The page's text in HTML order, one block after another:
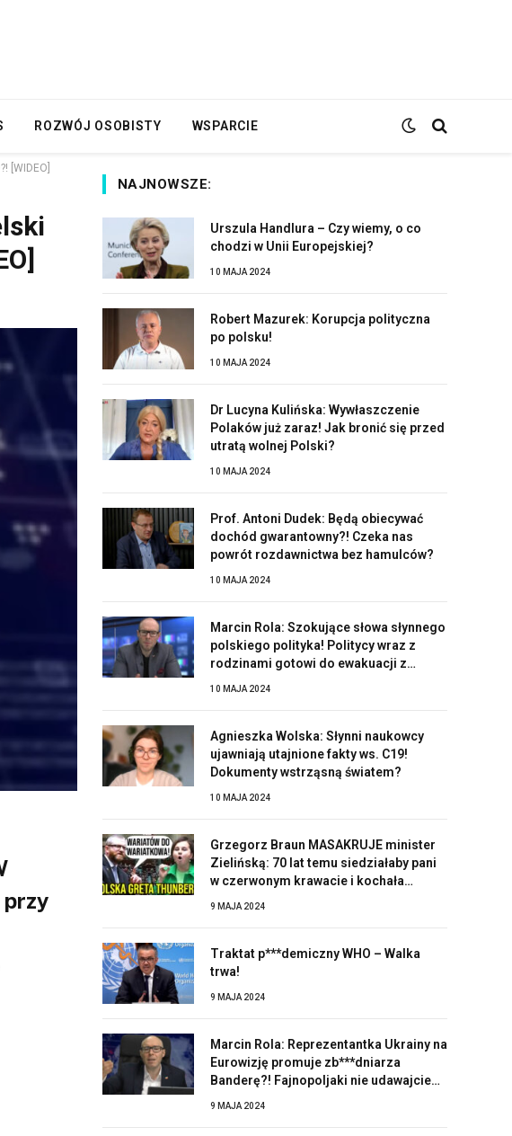
ROZWÓJ OSOBISTY WSPARCIE
[WIDEO]
przy
NAJNOWSZE:
Urszula Handlura – Czy wiemy, o co
chodzi w Unii Europejskiej?
10 MAJA 2024
Robert Mazurek: Korupcja polityczna
po polsku!
10 MAJA 2024
Dr Lucyna Kulińska: Wywłaszczenie
Polaków już zaraz! Jak bronić się przed
utratą wolnej Polski?
10 MAJA 2024
Prof. Antoni Dudek: Będą obiecywać
dochód gwarantowny?! Czeka nas
powrót rozdawnictwa bez hamulców?
10 MAJA 2024
Marcin Rola: Szokujące słowa słynnego
polskiego polityka! Politycy wraz z
rodzinami gotowi do ewakuacji z
10 MAJA 2024
Agnieszka Wolska: Słynni naukowcy
ujawniają utajnione fakty ws. C19!
Dokumenty wstrząsną światem?
10 MAJA 2024
Grzegorz Braun MASAKRUJE minister
Zielińską: 70 lat temu siedziałaby pani
w czerwonym krawacie i kochała
9 MAJA 2024
Traktat p***demiczny WHO – Walka
trwa!
9 MAJA 2024
Marcin Rola: Reprezentantka Ukrainy na
Eurowizję promuje zb***dniarza
Banderę?! Fajnopoljaki nie udawajcie
9 MAJA 2024